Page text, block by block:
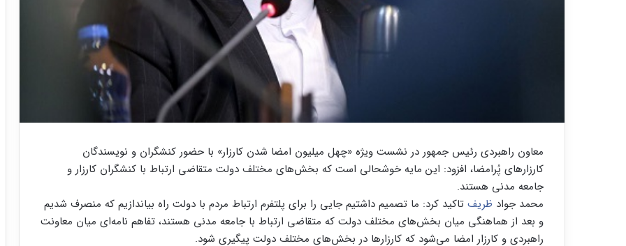
معاون راهبردی رئیس جمهور در نشست ویژه «چهل میلیون امضا شدن کارزار» با حضور کنشگران و نویسندگان
کارزارهای پُرامضا، افزود: این مایه خوشحالی است که بخش‌های مختلف دولت متقاضی ارتباط با کنشگران کارزار و
جامعه مدنی هستند.
محمد جواد ظریف تاکید کرد: ما تصمیم داشتیم جایی را برای پلتفرم ارتباط مردم با دولت راه بیاندازیم که منصرف شدیم
و بعد از هماهنگی میان بخش‌های مختلف دولت که متقاضی ارتباط با جامعه مدنی هستند، تفاهم نامه‌ای میان معاونت
راهبردی و کارزار امضا می‌شود که کارزارها در بخش‌های مختلف دولت پیگیری شود.